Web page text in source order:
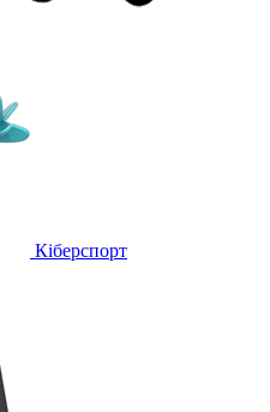
Кіберспорт